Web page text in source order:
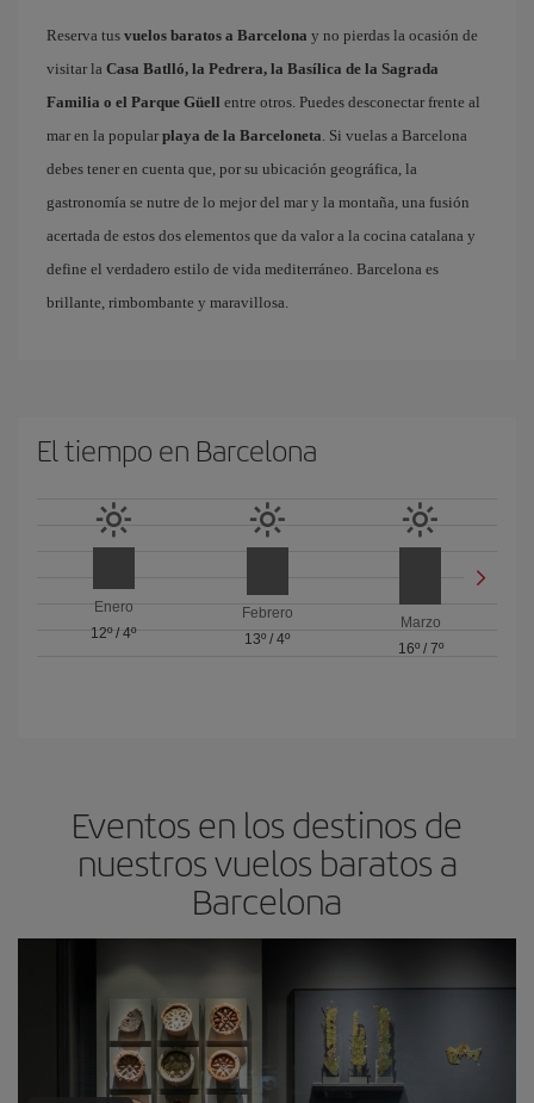
Reserva tus vuelos baratos a Barcelona y no pierdas la ocasión de
visitar la Casa Batlló, la Pedrera, la Basílica de la Sagrada
Familia o el Parque Güell entre otros. Puedes desconectar frente al
mar en la popular playa de la Barceloneta. Si vuelas a Barcelona
debes tener en cuenta que, por su ubicación geográfica, la
gastronomía se nutre de lo mejor del mar y la montaña, una fusión
acertada de estos dos elementos que da valor a la cocina catalana y
define el verdadero estilo de vida mediterráneo. Barcelona es
brillante, rimbombante y maravillosa.
El tiempo en Barcelona
Enero
12º/4º
Febrero
13º / 4º
Marzo
16º/ 7º
Eventos en los destinos de
nuestros vuelos baratos a
Barcelona